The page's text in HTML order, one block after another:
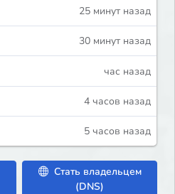
25 минут назад
30 минут назад
час назад
4 часов назад
5 часов назад
Стать владельцем
(DNS)